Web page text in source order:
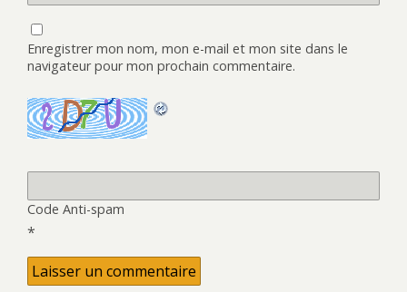
Enregistrer mon nom, mon e-mail et mon site dans le
navigateur pour mon prochain commentaire.
Code Anti-spam
*